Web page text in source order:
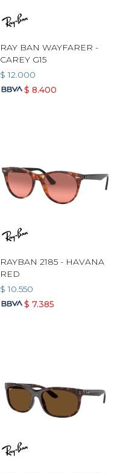
RAY BAN WAYFARER -
CAREY G15
$ 12.000
$ 8.400
RAYBAN 2185 - HAVANA
RED
$ 10.550
$ 7.385